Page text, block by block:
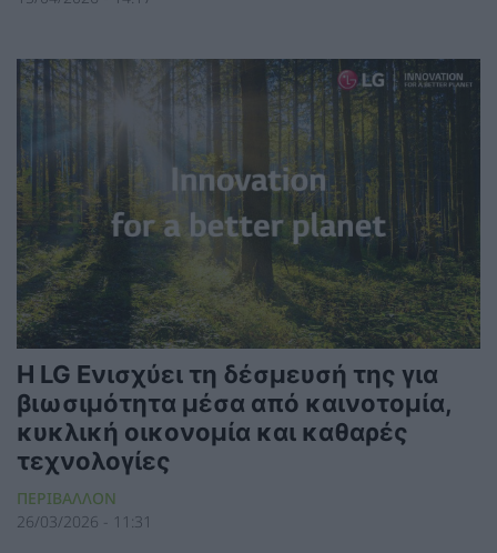
Η LG Ενισχύει τη δέσμευσή της για
βιωσιμότητα μέσα από καινοτομία,
κυκλική οικονομία και καθαρές
τεχνολογίες
ΠΕΡΙΒΑΛΛΟΝ
26/03/2026 - 11:31